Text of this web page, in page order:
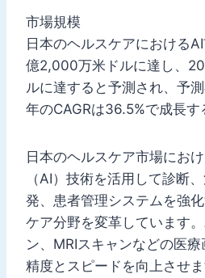
市場規模
日本のヘルスケアにおける
億2,000万米ドルに達し、
ルに達すると予測され、予
年のCAGRは36.5%で成長す
日本のヘルスケア市場にお
（AI）技術を活用して診断
発、患者管理システムを強
ケア分野を変革しています
ン、MRIスキャンなどの医
精度とスピードを向上させ